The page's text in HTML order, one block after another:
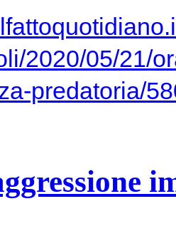
2020/05/21/
predatoria/